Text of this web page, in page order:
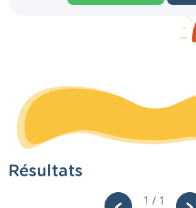
Résultats
1 / 1